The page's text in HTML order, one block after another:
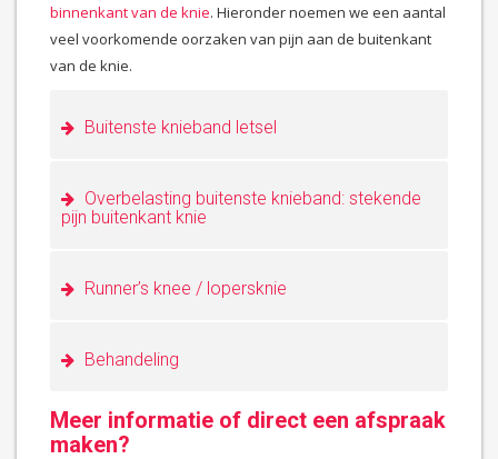
binnenkant van de knie. Hieronder noemen we een aantal
veel voorkomende oorzaken van pijn aan de buitenkant
van de knie.
Buitenste knieband letsel
Overbelasting buitenste knieband: stekende
pijn buitenkant knie
Runner’s knee / lopersknie
Behandeling
Meer informatie of direct een afspraak
maken?